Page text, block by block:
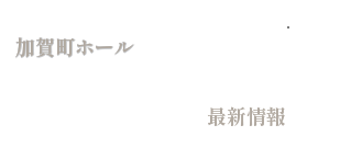
加賀町ホール
​最新情報